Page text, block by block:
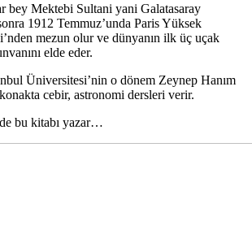
bey Mektebi Sultani yani Galatasaray
1912 Temmuz’unda Paris Yüksek
mezun olur ve dünyanın ilk üç uçak
elde eder.
Üniversitesi’nin o dönem Zeynep Hanım
cebir, astronomi dersleri verir.
bu kitabı yazar…